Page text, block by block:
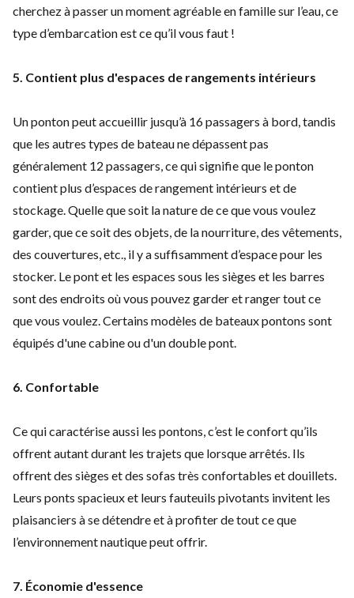
cherchez à passer un momentagréable en famille sur l’eau, ce
type d’embarcation est ce qu’il vous faut !
5. Contient plus d'espaces de rangements intérieurs
Un ponton peut accueillir jusqu’à 16 passagers à bord, tandis
que les autres types de bateau ne dépassent pas
généralement 12 passagers, ce qui signifie que le ponton
contient plus d’espaces de rangement intérieurs et de
stockage. Quelle que soit la nature de ce que vous voulez
garder, que ce soit des objets, de la nourriture, des vêtements,
des couvertures, etc., il y a suffisamment d’espace pour les
stocker. Le pont et les espaces sous les sièges et les barres
sont des endroits où vous pouvez garder et ranger tout ce
que vous voulez. Certains modèles de bateaux pontons sont
équipés d'une cabine ou d'un double pont.
6. Confortable
Ce qui caractérise aussi les pontons, c’est le confort qu’ils
offrent autantdurant les trajets que lorsque arrêtés. Ils
offrent des sièges et des sofas très confortables et douillets.
Leurs ponts spacieux et leurs fauteuils pivotants invitent les
plaisanciers à se détendre et à profiter de tout ce que
l’environnement nautique peut offrir.
7. Économie d'essence